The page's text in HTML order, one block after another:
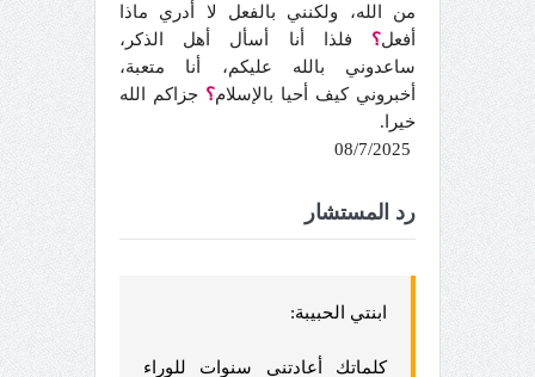
من الله، ولكنني بالفعل لا أدري ماذا
أفعل؟ فلذا أنا أسأل أهل الذكر،
ساعدوني بالله عليكم، أنا متعبة،
أخبروني كيف أحيا بالإسلام؟ جزاكم الله
خيرا.
رد المستشار
ابنتي الحبيبة:
كلماتك أعادتني سنوات للوراء